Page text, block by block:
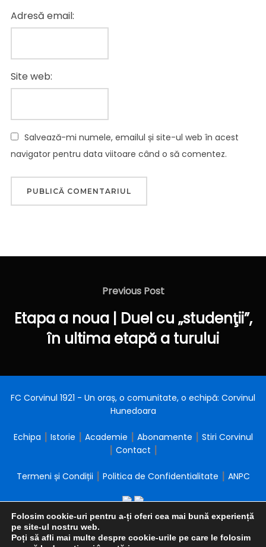
Adresă email:
Site web:
Salvează-mi numele, emailul și site-ul web în acest
navigator pentru data viitoare când o să comentez.
Navigare
Previous
Previous Post
Etapa a noua | Duel cu „studenţii”,
în ultima etapă a turului
FC Corvinul 1921 - Un oraș, o comunitate, o echipă: Corvinul
Hunedoara
Echipa Istorie Academie Abonamente
Stiri Corvinul
Contact
Termeni și Condiții Politica de Confidentialitate ANPC
Folosim cookie-uri pentru a-ți oferi cea mai bună experiență
pe site-ul nostru web.
Poți să afli mai multe despre cookie-urile pe care le folosim